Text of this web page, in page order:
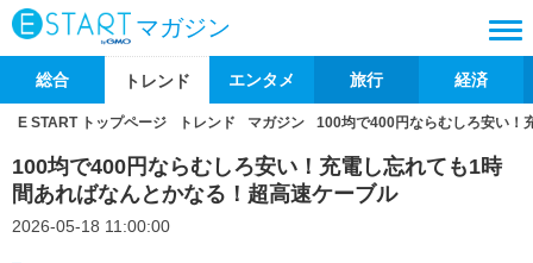
マガジン
総合 トレンド エンタメ 旅行 経済
E START トップページ トレンド マガジン 100均で400円ならむしろ安い！
100均で400円ならむしろ安い！充電し忘れても1時
間あればなんとかなる！超高速ケーブル
2026-05-18 11:00:00